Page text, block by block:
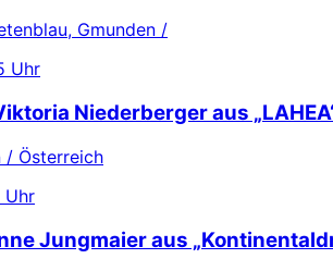
Gmunden /
Uhr
Niederberger aus
/ Österreich
Uhr
Jungmaier aus